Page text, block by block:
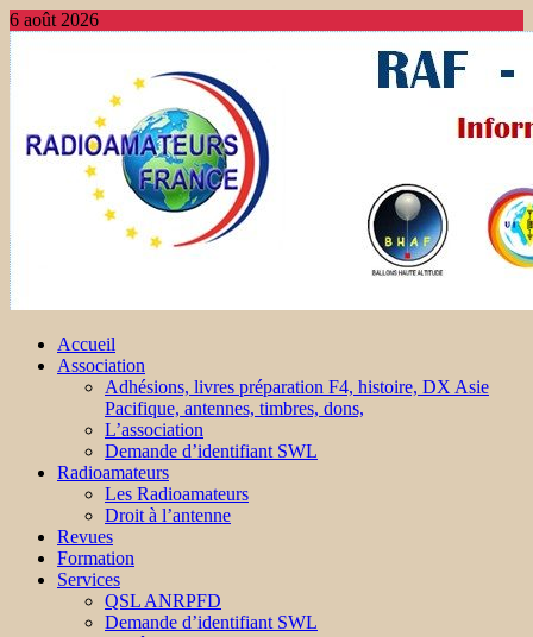
6 août 2026
Accueil
Association
Adhésions, livres préparation F4, histoire, DX Asie
Pacifique, antennes, timbres, dons,
L’association
Demande d’identifiant SWL
Radioamateurs
Les Radioamateurs
Droit à l’antenne
Revues
Formation
Services
QSL ANRPFD
Demande d’identifiant SWL